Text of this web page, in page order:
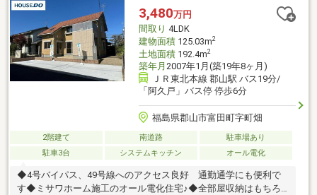
ドゥ郡山菜根へお任せください♪3,480万円
間取り 4LDK
建物面積125.03m2
土地面積192.4m2
築年月 2007年1月(築19年8ヶ月)
ＪＲ東北本線 郡山駅 バス19分/
「阿久戸」バス停 停歩6分
福島県郡山市富田町字町畑
2階建て 南道路
駐車場あり
駐車3台
システムキッチン オール電化
◆4号バイパス、49号線へのアクセス良好 通勤通学にも便利で
す◆ミサワホーム施工のオール電化住宅♪◆全部屋収納はもちろ